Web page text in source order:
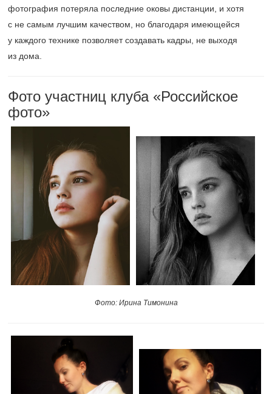
фотография потеряла последние оковы дистанции, и хотя
с не самым лучшим качеством, но благодаря имеющейся
у каждого технике позволяет создавать кадры, не выходя
из дома.
Фото участниц клуба «Российское
фото»
Фото: Ирина Тимонина